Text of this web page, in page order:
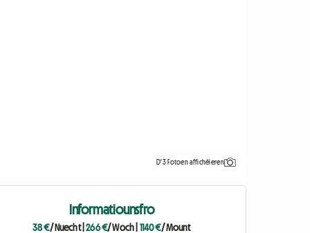
D'3 Fotoen affichéieren
Informatiounsfro
38 €/ Nuecht|266 €/ Woch 1140 €/ Mount